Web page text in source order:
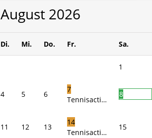
August 2026
Di. Mi. Do. Fr. Sa.
1
4 5 6
7
Tennisacti…
8
11 12 13
14
Tennisacti…
15